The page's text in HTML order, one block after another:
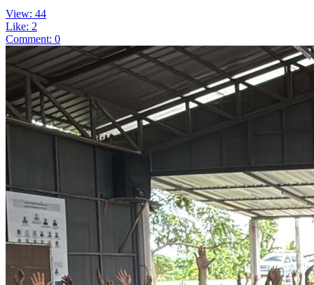
View: 44
Like: 2
Comment: 0